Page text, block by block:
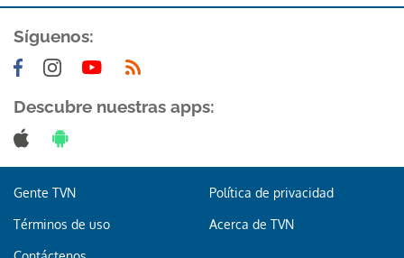
Síguenos:
Descubre nuestras apps:
Gente TVN Política de privacidad
Términos de uso Acerca de TVN